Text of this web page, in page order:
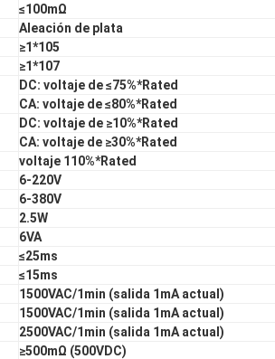
≤100mΩ
Aleación de plata
≥1*105
≥1*107
DC: voltaje de ≤75%*Rated
CA: voltaje de ≤80%*Rated
DC: voltaje de ≥10%*Rated
CA: voltaje de ≥30%*Rated
voltaje 110%*Rated
6-220V
6-380V
2.5W
6VA
≤25ms
≤15ms
1500VAC/1min (salida 1mA actual)
1500VAC/1min (salida 1mA actual)
2500VAC/1min (salida 1mA actual)
≥500mΩ (500VDC)